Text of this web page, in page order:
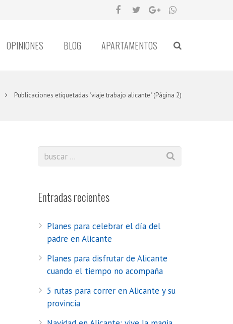
OPINIONES BLOG APARTAMENTOS
Publicaciones etiquetadas "viaje trabajo alicante"(Página 2)
Entradas recientes
Planes para celebrar el día del
padre en Alicante
Planes para disfrutar de Alicante
cuando el tiempo no acompaña
5 rutas para correr en Alicante y su
provincia